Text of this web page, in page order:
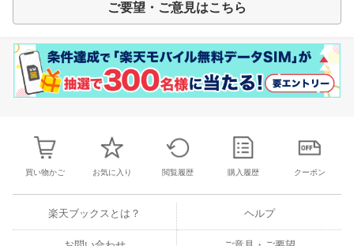
ご要望・ご意見はこちら
買い物かご お気に入り 閲覧履歴 購入履歴 クーポン
楽天ブックスとは？ ヘルプ